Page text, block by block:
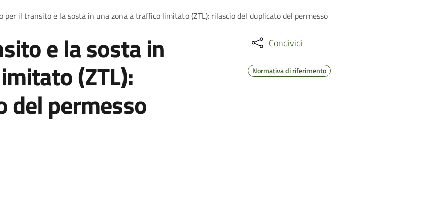
per il transito e la sosta in una zona a traffico limitato (ZTL): rilascio del duplicato del permesso
e la sosta in
(ZTL):
del permesso
Condividi
Normativa di riferimento